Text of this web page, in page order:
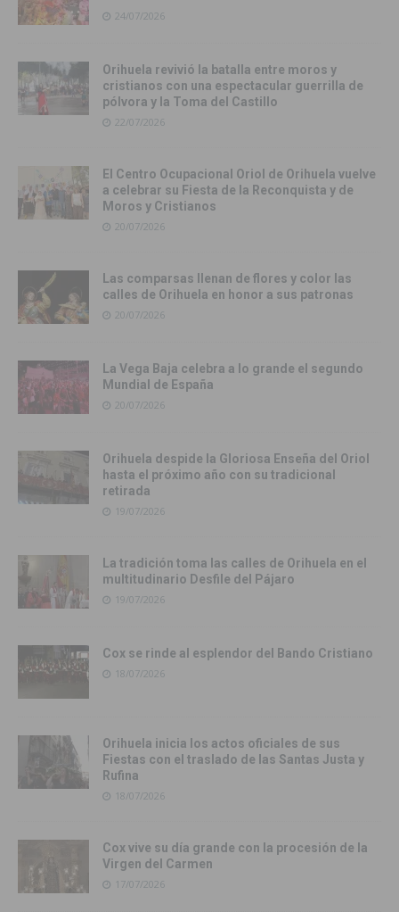
24/07/2026
Orihuela revivió la batalla entre moros y
cristianos con una espectacular guerrilla de
pólvora y la Toma del Castillo
22/07/2026
El Centro Ocupacional Oriol de Orihuela vuelve
a celebrar su Fiesta de la Reconquista y de
Moros y Cristianos
20/07/2026
Las comparsas llenan de flores y color las
calles de Orihuela en honor a sus patronas
20/07/2026
La Vega Baja celebra a lo grande el segundo
Mundial de España
20/07/2026
Orihuela despide la Gloriosa Enseña del Oriol
hasta el próximo año con su tradicional
retirada
19/07/2026
La tradición toma las calles de Orihuela en el
multitudinario Desfile del Pájaro
19/07/2026
Cox se rinde al esplendor del Bando Cristiano
18/07/2026
Orihuela inicia los actos oficiales de sus
Fiestas con el traslado de las Santas Justa y
Rufina
18/07/2026
Cox vive su día grande con la procesión de la
Virgen del Carmen
17/07/2026